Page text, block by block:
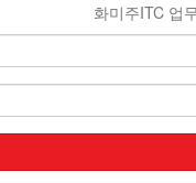
화미주ITC 업